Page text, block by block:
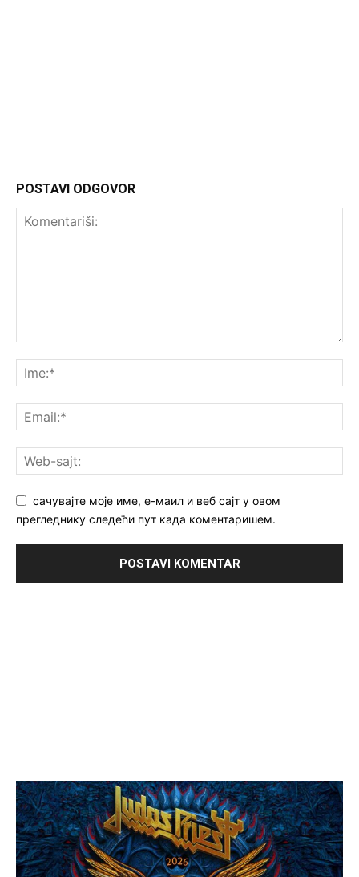
POSTAVI ODGOVOR
сачувајте моје име, е-маил и веб сајт у овом
прегледнику следећи пут када коментаришем.